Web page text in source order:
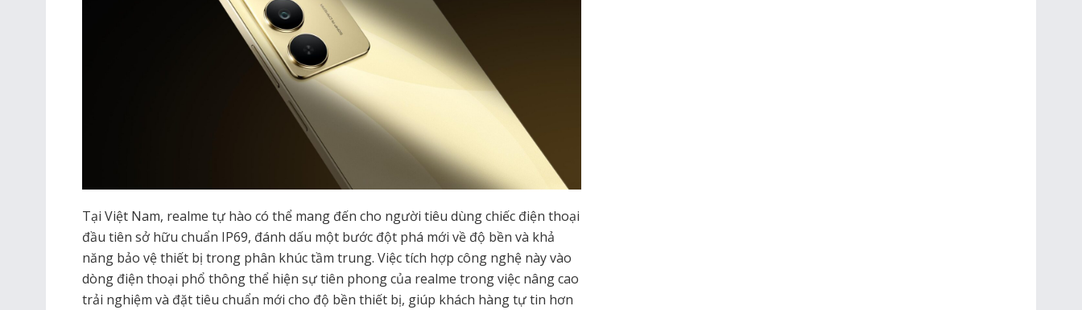
Tại Việt Nam, realme tự hào có thể mang đến cho người tiêu dùng chiếc điện thoại
đầu tiên sở hữu chuẩn IP69, đánh dấu một bước đột phá mới về độ bền và khả
năng bảo vệ thiết bị trong phân khúc tầm trung. Việc tích hợp công nghệ này vào
dòng điện thoại phổ thông thể hiện sự tiên phong của realme trong việc nâng cao
trải nghiệm và đặt tiêu chuẩn mới cho độ bền thiết bị, giúp khách hàng tự tin hơn